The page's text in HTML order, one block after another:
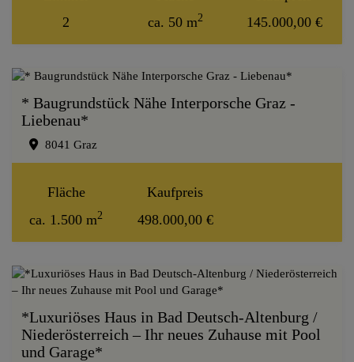
2
ca. 50 m2
145.000,00 €
* Baugrundstück Nähe Interporsche Graz -
Liebenau*
8041 Graz
Fläche
ca. 1.500 m2
Kaufpreis
498.000,00 €
*Luxuriöses Haus in Bad Deutsch-Altenburg /
Niederösterreich – Ihr neues Zuhause mit Pool
und Garage*